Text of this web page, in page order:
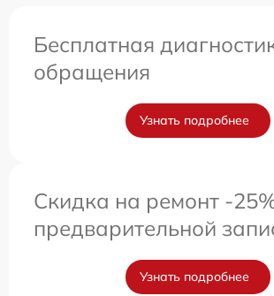
Бесплатная
обращения
Узнать подробнее
Скидка на ремонт -
предварительной
Узнать подробнее